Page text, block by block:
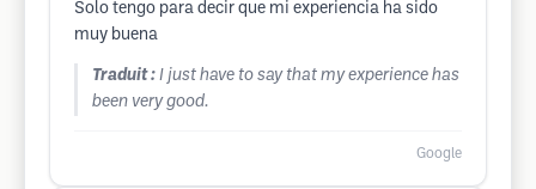
Solo tengo para decir que mi experiencia ha sido
muy buena
Traduit : I just have to say that my experience has
been very good.
Google